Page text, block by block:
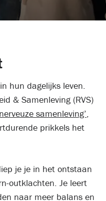
hun dagelijks leven.
& Samenleving (RVS)
samenleving’
prikkels het
je je in het ontstaan
outklachten. Je leert
naar meer balans en